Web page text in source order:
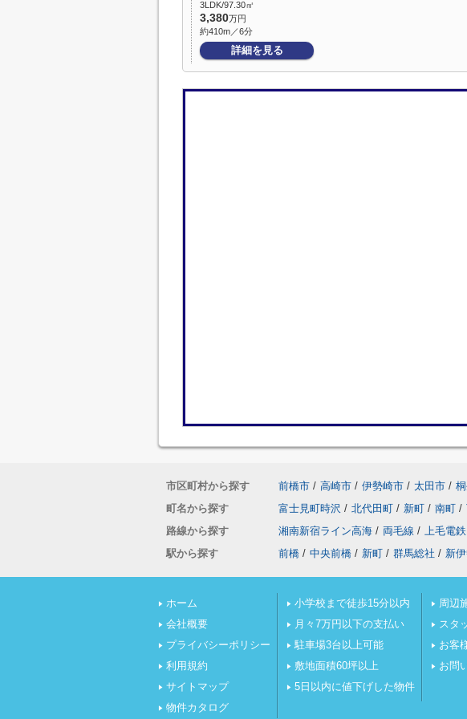
3LDK/97.30㎡
3,380万円
約410m／6分
詳細を見る
市区町村から探す 前橋市 / 高崎市 / 伊勢崎市 / 太田市 /
町名から探す
富士見町時沢 / 北代田町 / 新町 / 南町 /
路線から探す
湘南新宿ライン高海 / 両毛線 / 上毛電鉄
駅から探す
前橋 / 中央前橋 / 新町 / 群馬総社 / 新
ホーム
会社概要
プライバシーポリシー
利用規約
サイトマップ
物件カタログ
小学校まで徒歩15分以内
月々7万円以下の支払い
駐車場3台以上可能
敷地面積60坪以上
5日以内に値下げした物件
周辺
スタ
お客
お問